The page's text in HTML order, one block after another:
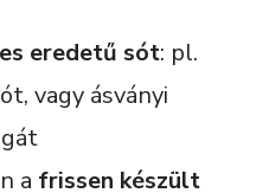
eredetű sót: pl.
vagy ásványi
a frissen készült